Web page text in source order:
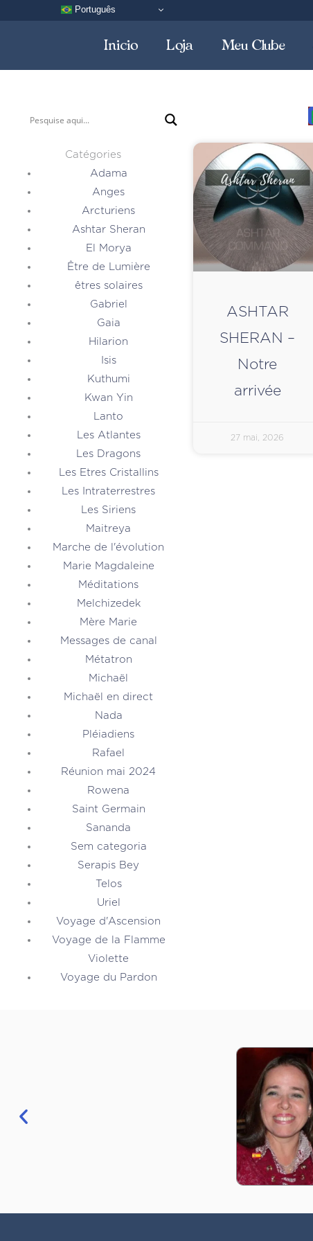
Português
Inicio Loja Meu Clube
Catégories
Adama
Anges
Arcturiens
Ashtar Sheran
El Morya
Être de Lumière
êtres solaires
Gabriel
Gaia
Hilarion
Isis
Kuthumi
Kwan Yin
Lanto
Les Atlantes
Les Dragons
Les Etres Cristallins
Les Intraterrestres
Les Siriens
Maitreya
Marche de l'évolution
Marie Magdaleine
Méditations
Melchizedek
Mère Marie
Messages de canal
Métatron
Michaël
Michaël en direct
Nada
Pléiadiens
Rafael
Réunion mai 2024
Rowena
Saint Germain
Sananda
Sem categoria
Serapis Bey
Telos
Uriel
Voyage d'Ascension
Voyage de la Flamme
Violette
Voyage du Pardon
ASHTAR
SHERAN –
Notre
arrivée
27 mai, 2026